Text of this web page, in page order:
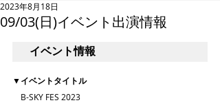
09/03(日)イベント出演情報
2023年8月18日
イベント情報
▼イベントタイトル
B-SKY FES 2023